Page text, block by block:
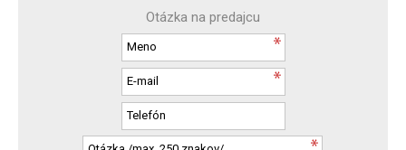
Otázka na predajcu